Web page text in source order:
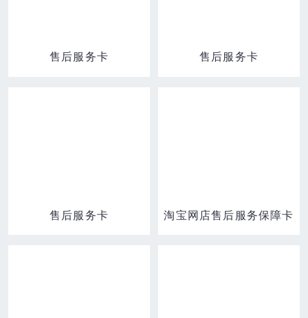
售后服务卡 售后服务卡
售后服务卡 淘宝网店售后服务保障卡